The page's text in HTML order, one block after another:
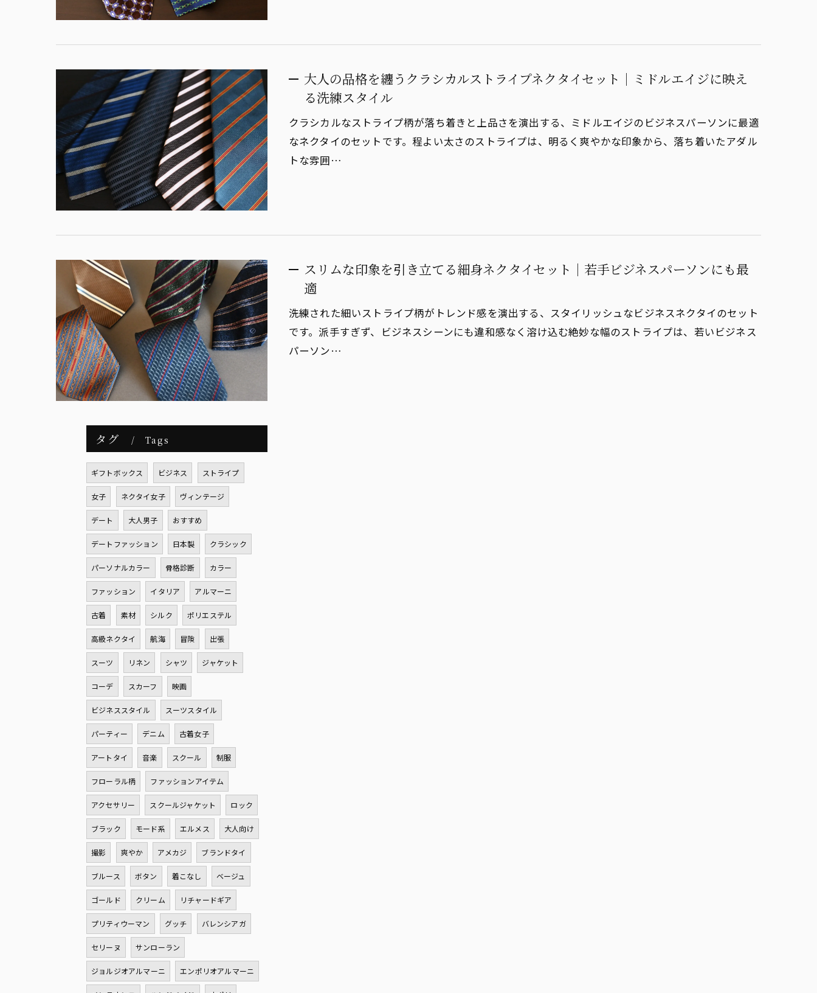
大人の品格を纏うクラシカルストライプネクタイセット｜ミドルエイジに映え
る洗練スタイル
クラシカルなストライプ柄が落ち着きと上品さを演出する、ミドルエイジのビジネスパーソンに最適
なネクタイのセットです。程よい太さのストライプは、明るく爽やかな印象から、落ち着いたアダル
トな雰囲…
スリムな印象を引き立てる細身ネクタイセット｜若手ビジネスパーソンにも最
適
洗練された細いストライプ柄がトレンド感を演出する、スタイリッシュなビジネスネクタイのセット
です。派手すぎず、ビジネスシーンにも違和感なく溶け込む絶妙な幅のストライプは、若いビジネス
パーソン…
タグ Tags
ギフトボックス ビジネス ストライプ
女子 ネクタイ女子 ヴィンテージ
デート 大人男子 おすすめ
デートファッション 日本製 クラシック
パーソナルカラー 骨格診断 カラー
ファッション イタリア アルマーニ
古着 素材 シルク ポリエステル
高級ネクタイ 航海 冒険 出張
スーツ リネン シャツ ジャケット
コーデ スカーフ 映画
ビジネススタイル スーツスタイル
パーティー デニム 古着女子
アートタイ 音楽 スクール 制服
フローラル柄 ファッションアイテム
アクセサリー スクールジャケット ロック
ブラック モード系 エルメス 大人向け
撮影 爽やか アメカジ ブランドタイ
ブルース ボタン 着こなし ベージュ
ゴールド クリーム リチャードギア
プリティウーマン グッチ バレンシアガ
セリーヌ サンローラン
ジョルジオアルマーニ エンポリオアルマーニ